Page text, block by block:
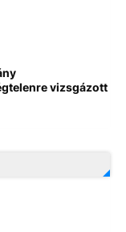
vizsgázott